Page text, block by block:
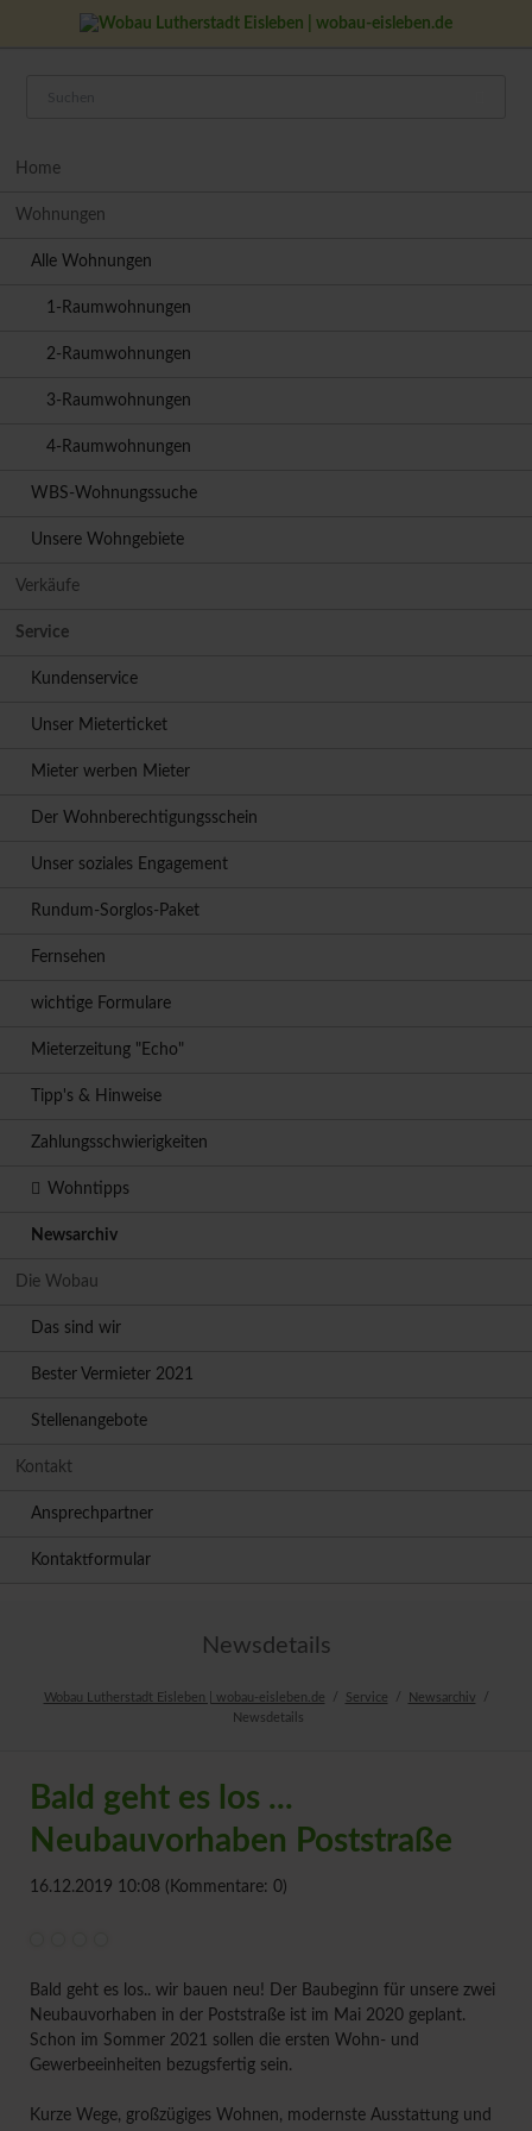
Home
Wohnungen
Alle Wohnungen
1-Raumwohnungen
2-Raumwohnungen
3-Raumwohnungen
4-Raumwohnungen
WBS-Wohnungssuche
Unsere Wohngebiete
Verkäufe
Service
Kundenservice
Unser Mieterticket
Mieter werben Mieter
Der Wohnberechtigungsschein
Unser soziales Engagement
Rundum-Sorglos-Paket
Fernsehen
wichtige Formulare
Mieterzeitung "Echo"
Tipp's & Hinweise
Zahlungsschwierigkeiten
Wohntipps
Newsarchiv
Die Wobau
Das sind wir
Bester Vermieter 2021
Stellenangebote
Kontakt
Ansprechpartner
Kontaktformular
Newsdetails
Wobau Lutherstadt Eisleben | wobau-eisleben.de Service
Newsarchiv
Newsdetails
Bald geht es los ...
Neubauvorhaben Poststraße
16.12.2019 10:08 (Kommentare: 0)
Bald geht es los.. wir bauen neu! Der Baubeginn für unsere zwei
Neubauvorhaben in der Poststraße ist im Mai 2020 geplant.
Schon im Sommer 2021 sollen die ersten Wohn- und
Gewerbeeinheiten bezugsfertig sein.
Kurze Wege, großzügiges Wohnen, modernste Ausstattung und